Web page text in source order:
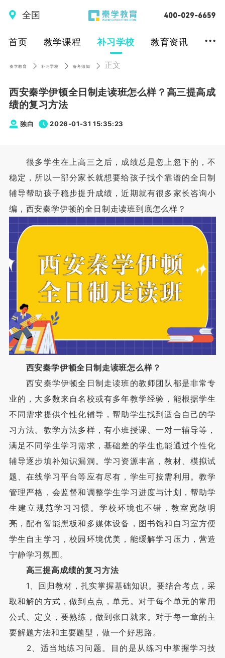
全国
首页 教学课程 补习学校 教育资讯 ...
秦学教育 补习学校 备考须知 正文
西安秦学伊顿全日制走读班怎么样？高三提高成
绩的复习方法
独白 2026-01-31 15:35:23
很多学生在上高三之后，成绩总是忽上忽下的，不
稳定，所以一部分家长就想要给孩子找个靠谱的全日制
辅导帮助孩子稳步提升成绩，近期就有很多家长咨询小
编，西安秦学伊顿的全日制走读班到底怎么样？
西安秦学伊顿全日制走读班怎么样？
西安秦学伊顿全日制走读班的教师团队都是非常专
业的，大多数来自名校或有多年教学经验，能根据学生
不同需求提供个性化辅导，帮助学生找到适合自己的学
习方法。教学方法多样，有小班授课、一对一辅导等，
满足不同学生学习需求，基础差的学生也能通过个性化
辅导逐步填补知识漏洞。学习资源丰富，教材、模拟试
题、在线学习平台等应有尽有，学生可按需利用。教学
管理严格，会监督和调整学生学习进度与计划，帮助学
生建立规范学习习惯。学校环境也不错，教室宽敞明
亮，配有智能黑板和多媒体设备，图书馆和自习室方便
学生自主学习，校园环境优美，能缓解学习压力，营造
宁静学习氛围。
高三提高成绩的复习方法
1、回归教材，扎实掌握基础知识。要结合考点，采
取和解的方式，做到点点，单元。对于每个单元的常用
公式、定义，要熟练，做到张口就来。对于每一章的主
要解题方法和主要题型，做一个好思路。
2、适当地练习问题。目的是从练习中掌握学习技